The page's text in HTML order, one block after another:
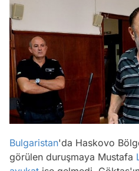
Bulgaristan'da Haskovo
görülen duruşmaya Mustafa